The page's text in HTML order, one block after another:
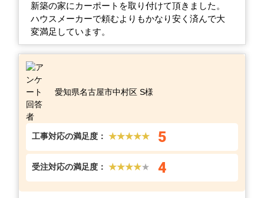
新築の家にカーポートを取り付けて頂きました。
ハウスメーカーで頼むよりもかなり安く済んで大
変満足しています。
愛知県名古屋市中村区 S様
工事対応の満足度： ★★★★★ 5
受注対応の満足度： ★★★★★ 4